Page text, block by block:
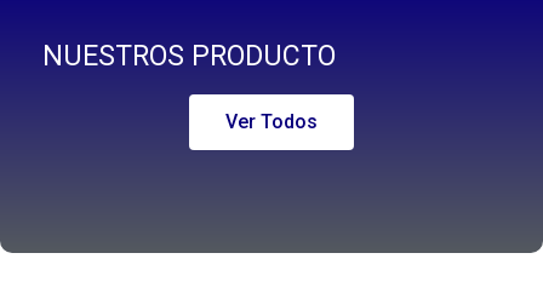
NUESTROS PRODUCTO
Ver Todos